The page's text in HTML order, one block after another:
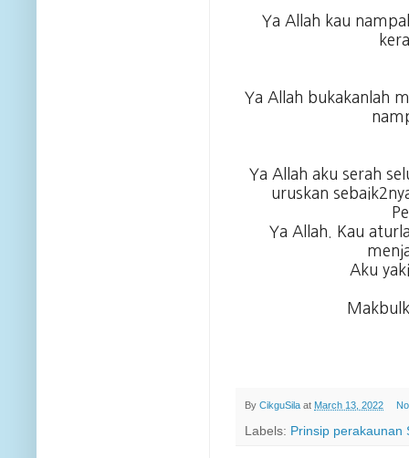
Ya Allah kau
Ya Allah bukakanlah
Ya Allah aku serah
uruskan
Ya Allah. Kau
Aku
By CikguSila at March 13, 2022
Labels: Prinsip perakaunan